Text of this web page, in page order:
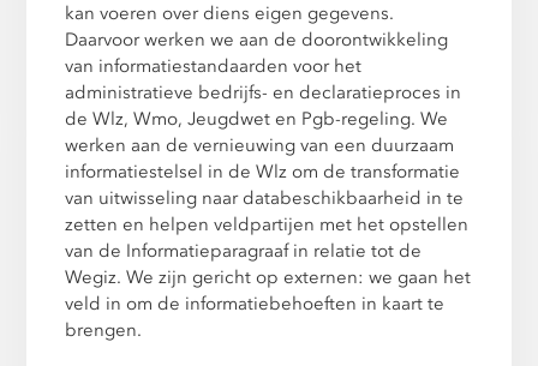
kan voeren over diens eigen gegevens.
Daarvoor werken we aan de doorontwikkeling
van informatiestandaarden voor het
administratieve bedrijfs- en declaratieproces in
de Wlz, Wmo, Jeugdwet en Pgb-regeling. We
werken aan de vernieuwing van een duurzaam
informatiestelsel in de Wlz om de transformatie
van uitwisseling naar databeschikbaarheid in te
zetten en helpen veldpartijen met het opstellen
van de Informatieparagraaf in relatie tot de
Wegiz. We zijn gericht op externen: we gaan het
veld in om de informatiebehoeften in kaart te
brengen.